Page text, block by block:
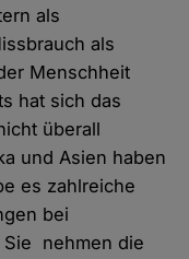
als
als
Menschheit
hat sich das
überall
und Asien haben
es zahlreiche
bei
Sie nehmen die